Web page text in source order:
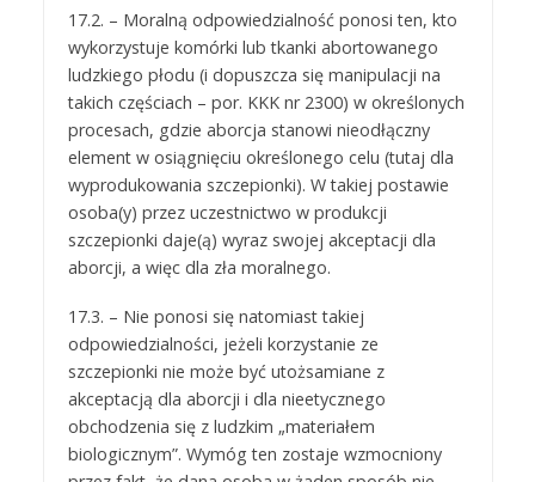
17.2. – Moralną odpowiedzialność ponosi ten, kto
wykorzystuje komórki lub tkanki abortowanego
ludzkiego płodu (i dopuszcza się manipulacji na
takich częściach – por. KKK nr 2300) w określonych
procesach, gdzie aborcja stanowi nieodłączny
element w osiągnięciu określonego celu (tutaj dla
wyprodukowania szczepionki). W takiej postawie
osoba(y) przez uczestnictwo w produkcji
szczepionki daje(ą) wyraz swojej akceptacji dla
aborcji, a więc dla zła moralnego.
17.3. – Nie ponosi się natomiast takiej
odpowiedzialności, jeżeli korzystanie ze
szczepionki nie może być utożsamiane z
akceptacją dla aborcji i dla nieetycznego
obchodzenia się z ludzkim „materiałem
biologicznym”. Wymóg ten zostaje wzmocniony